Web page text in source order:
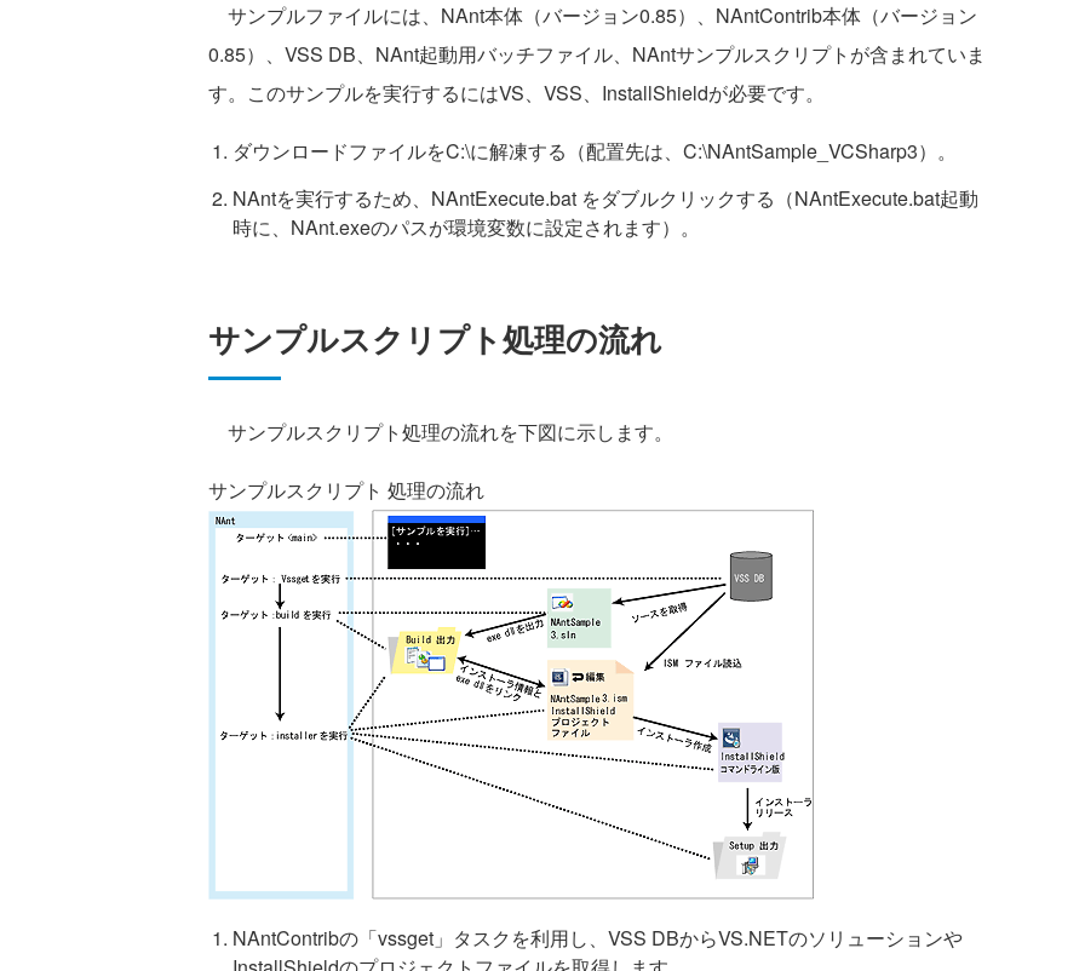
サンプルファイルには、NAnt本体（バージョン0.85）、NAntContrib本体（バージョン
0.85）、VSS DB、NAnt起動用バッチファイル、NAntサンプルスクリプトが含まれていま
す。このサンプルを実行するにはVS、VSS、InstallShieldが必要です。
ダウンロードファイルをC:\に解凍する（配置先は、C:\NAntSample_VCSharp3）。
NAntを実行するため、NAntExecute.bat をダブルクリックする（NAntExecute.bat起動
時に、NAnt.exeのパスが環境変数に設定されます）。
サンプルスクリプト処理の流れ
サンプルスクリプト処理の流れを下図に示します。
サンプルスクリプト 処理の流れ
NAntContribの「vssget」タスクを利用し、VSS DBからVS.NETのソリューションや